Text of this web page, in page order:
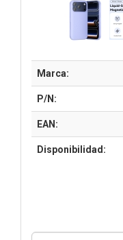
Marca:
P/N:
EAN:
Disponibilidad: